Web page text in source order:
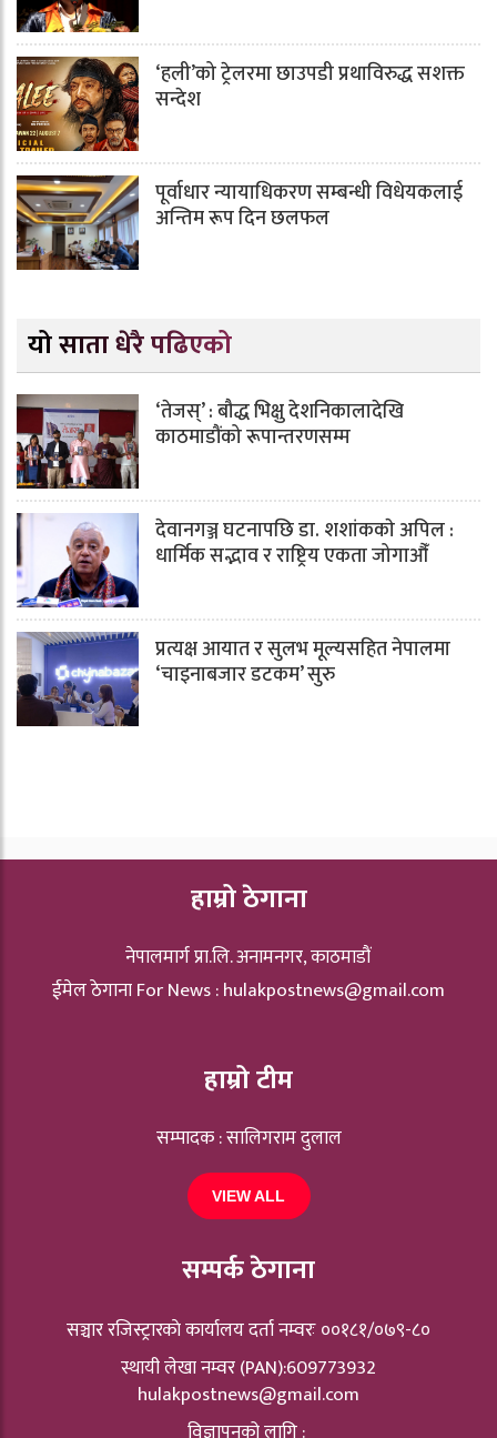
‘हली’को ट्रेलरमा छाउपडी प्रथाविरुद्ध सशक्त
सन्देश
पूर्वाधार न्यायाधिकरण सम्बन्धी विधेयकलाई
अन्तिम रूप दिन छलफल
यो साता धेरै पढिएको
‘तेजस्’ : बौद्ध भिक्षु देशनिकालादेखि
काठमाडौंको रूपान्तरणसम्म
देवानगञ्ज घटनापछि डा. शशांककाे अपिल :
धार्मिक सद्भाव र राष्ट्रिय एकता जोगाऔँ
प्रत्यक्ष आयात र सुलभ मूल्यसहित नेपालमा
‘चाइनाबजार डटकम’ सुरु
हाम्रो ठेगाना
नेपालमार्ग प्रा.लि. अनामनगर, काठमाडौं
ईमेल ठेगाना For News :hulakpostnews@gmail.com
हाम्रो टीम
सम्पादक : सालिगराम दुलाल
VIEW ALL
सम्पर्क ठेगाना
सञ्चार रजिस्ट्रारकाे कार्यालय दर्ता नम्वरः ००१८१/०७९-८०
स्थायी लेखा नम्वर (PAN):609773932
hulakpostnews@gmail.com